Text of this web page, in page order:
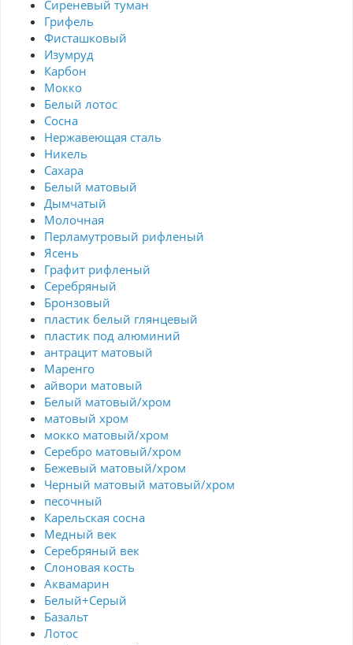
Сиреневый туман
Грифель
Фисташковый
Изумруд
Карбон
Мокко
Белый лотос
Сосна
Нержавеющая сталь
Никель
Сахара
Белый матовый
Дымчатый
Молочная
Перламутровый рифленый
Ясень
Графит рифленый
Серебряный
Бронзовый
пластик белый глянцевый
пластик под алюминий
антрацит матовый
Маренго
айвори матовый
Белый матовый/хром
матовый хром
мокко матовый/хром
Серебро матовый/хром
Бежевый матовый/хром
Черный матовый матовый/хром
песочный
Карельская сосна
Медный век
Серебряный век
Cлоновая кость
Аквамарин
Белый+Серый
Базальт
Лотос